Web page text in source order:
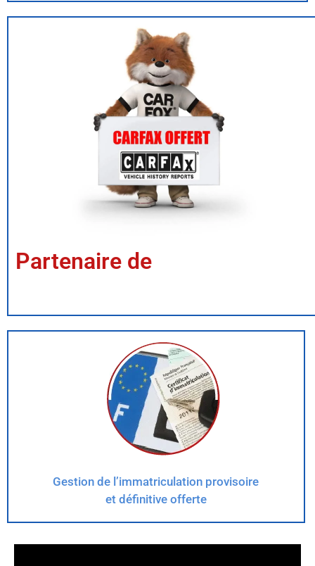
Partenaire de
Gestion de l’immatriculation provisoire
et définitive offerte